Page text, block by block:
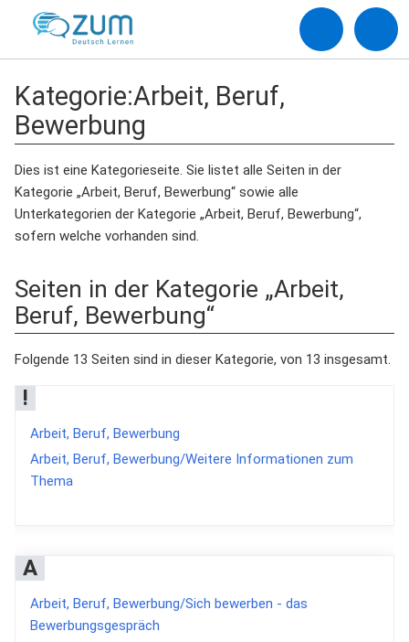
Kategorie:Arbeit, Beruf,
Bewerbung
Dies ist eine Kategorieseite. Sie listet alle Seiten in der
Kategorie „Arbeit, Beruf, Bewerbung“ sowie alle
Unterkategorien der Kategorie „Arbeit, Beruf, Bewerbung“,
sofern welche vorhanden sind.
Seiten in der Kategorie „Arbeit,
Beruf, Bewerbung“
Folgende 13 Seiten sind in dieser Kategorie, von 13 insgesamt.
!
Arbeit, Beruf, Bewerbung
Arbeit, Beruf, Bewerbung/Weitere Informationen zum
Thema
A
Arbeit, Beruf, Bewerbung/Sich bewerben - das
Bewerbungsgespräch